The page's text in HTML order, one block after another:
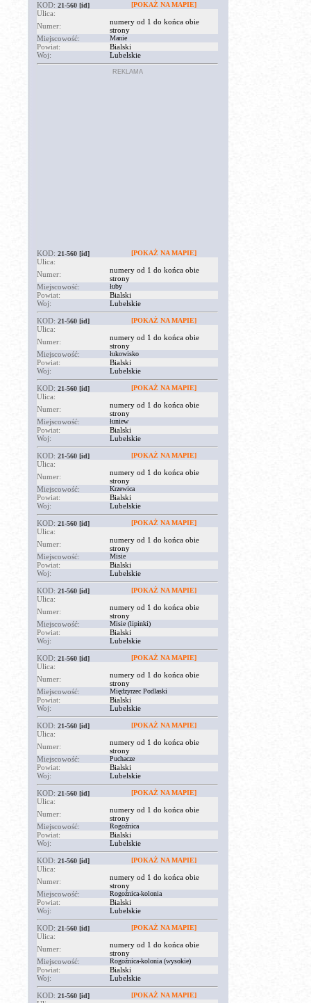
KOD: 21-560 [id] [POKAŻ NA MAPIE]
Ulica:
Numer:
numery od 1 do końca obie
strony
Miejscowość:
Manie
Powiat:
Bialski
Woj:
Lubelskie
REKLAMA
KOD: 21-560 [id] [POKAŻ NA MAPIE]
Ulica:
Numer:
numery od 1 do końca obie
strony
Miejscowość:
łuby
Powiat:
Bialski
Woj:
Lubelskie
KOD: 21-560 [id] [POKAŻ NA MAPIE]
Ulica:
Numer:
numery od 1 do końca obie
strony
Miejscowość:
łukowisko
Powiat:
Bialski
Woj:
Lubelskie
KOD: 21-560 [id] [POKAŻ NA MAPIE]
Ulica:
Numer:
numery od 1 do końca obie
strony
Miejscowość:
łuniew
Powiat:
Bialski
Woj:
Lubelskie
KOD: 21-560 [id] [POKAŻ NA MAPIE]
Ulica:
Numer:
numery od 1 do końca obie
strony
Miejscowość:
Krzewica
Powiat:
Bialski
Woj:
Lubelskie
KOD: 21-560 [id] [POKAŻ NA MAPIE]
Ulica:
Numer:
numery od 1 do końca obie
strony
Miejscowość:
Misie
Powiat:
Bialski
Woj:
Lubelskie
KOD: 21-560 [id] [POKAŻ NA MAPIE]
Ulica:
Numer:
numery od 1 do końca obie
strony
Miejscowość:
Misie (lipinki)
Powiat:
Bialski
Woj:
Lubelskie
KOD: 21-560 [id] [POKAŻ NA MAPIE]
Ulica:
Numer:
numery od 1 do końca obie
strony
Miejscowość:
Międzyrzec Podlaski
Powiat:
Bialski
Woj:
Lubelskie
KOD: 21-560 [id] [POKAŻ NA MAPIE]
Ulica:
Numer:
numery od 1 do końca obie
strony
Miejscowość:
Puchacze
Powiat:
Bialski
Woj:
Lubelskie
KOD: 21-560 [id] [POKAŻ NA MAPIE]
Ulica:
Numer:
numery od 1 do końca obie
strony
Miejscowość:
Rogoźnica
Powiat:
Bialski
Woj:
Lubelskie
KOD: 21-560 [id] [POKAŻ NA MAPIE]
Ulica:
Numer:
numery od 1 do końca obie
strony
Miejscowość:
Rogoźnica-kolonia
Powiat:
Bialski
Woj:
Lubelskie
KOD: 21-560 [id] [POKAŻ NA MAPIE]
Ulica:
Numer:
numery od 1 do końca obie
strony
Miejscowość:
Rogoźnica-kolonia (wysokie)
Powiat:
Bialski
Woj:
Lubelskie
KOD: 21-560 [id] [POKAŻ NA MAPIE]